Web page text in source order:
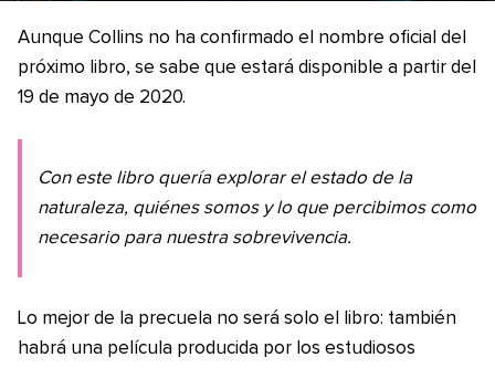
Aunque Collins no ha confirmado el nombre oficial del
próximo libro, se sabe que estará disponible a partir del
19 de mayo de 2020.
Con este libro quería explorar el estado de la
naturaleza, quiénes somos y lo que percibimos como
necesario para nuestra sobrevivencia.
Lo mejor de la precuela no será solo el libro: también
habrá una película producida por los estudiosos